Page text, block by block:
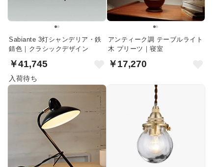
Sabiante 3灯シャンデリア・鉄
錆色｜クラシックデザイン
￥41,745
入荷待ち
アンティーク調 テーブルライト
木 プリーツ｜寝室
￥17,270